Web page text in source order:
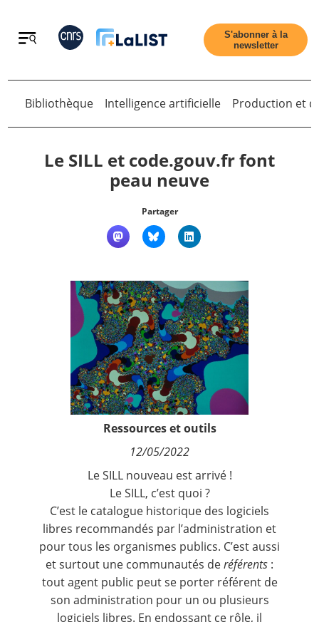
Retour
Qui sommes nous ?
Nous suivre
S'abonner à la
newsletter
Retour
Bibliothèque Intelligence artificielle Production et
Le SILL et code.gouv.fr font
peau neuve
Partager
Ressources et outils
12/05/2022
Le SILL nouveau est arrivé !
Le SILL, c’est quoi ?
C’est le catalogue historique des logiciels
libres recommandés par l’administration et
pour tous les organismes publics. C’est aussi
et surtout une communautés deréférents :
tout agent public peut se porter référent de
son administration pour un ou plusieurs
logiciels libres. En endossant ce rôle, il